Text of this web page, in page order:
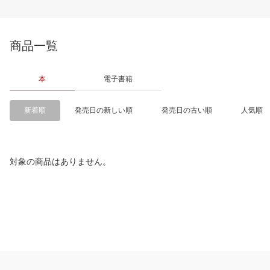
商品一覧
本 電子書籍
新着順 発売日の新しい順 発売日の古い順 人気順
対象の商品はありません。